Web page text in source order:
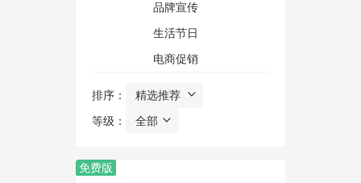
品牌宣传
生活节日
电商促销
排序：
等级：
免费版